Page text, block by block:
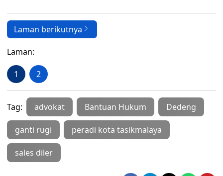
Laman berikutnya
Laman:
1 2
Tag: advokat Bantuan Hukum Dedeng
ganti rugi peradi kota tasikmalaya
sales diler